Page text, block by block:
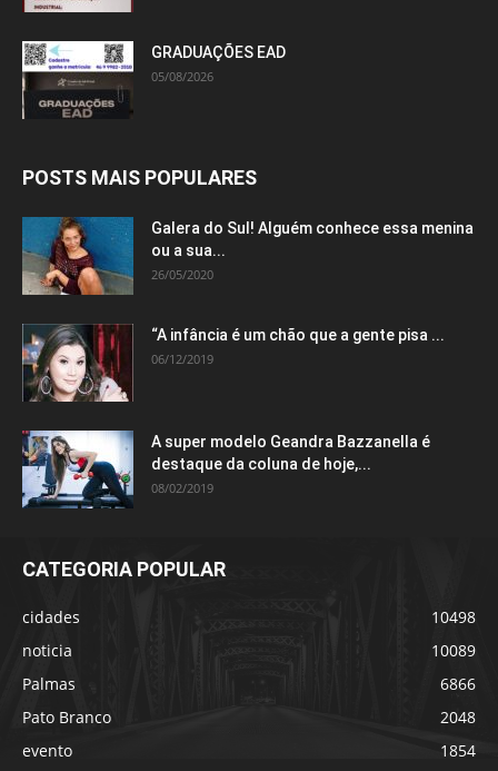
GRADUAÇÕES EAD
05/08/2026
POSTS MAIS POPULARES
Galera do Sul! Alguém conhece essa menina
ou a sua...
26/05/2020
“A infância é um chão que a gente pisa ...
06/12/2019
A super modelo Geandra Bazzanella é
destaque da coluna de hoje,...
08/02/2019
CATEGORIA POPULAR
cidades
10498
noticia
10089
Palmas
6866
Pato Branco
2048
evento
1854